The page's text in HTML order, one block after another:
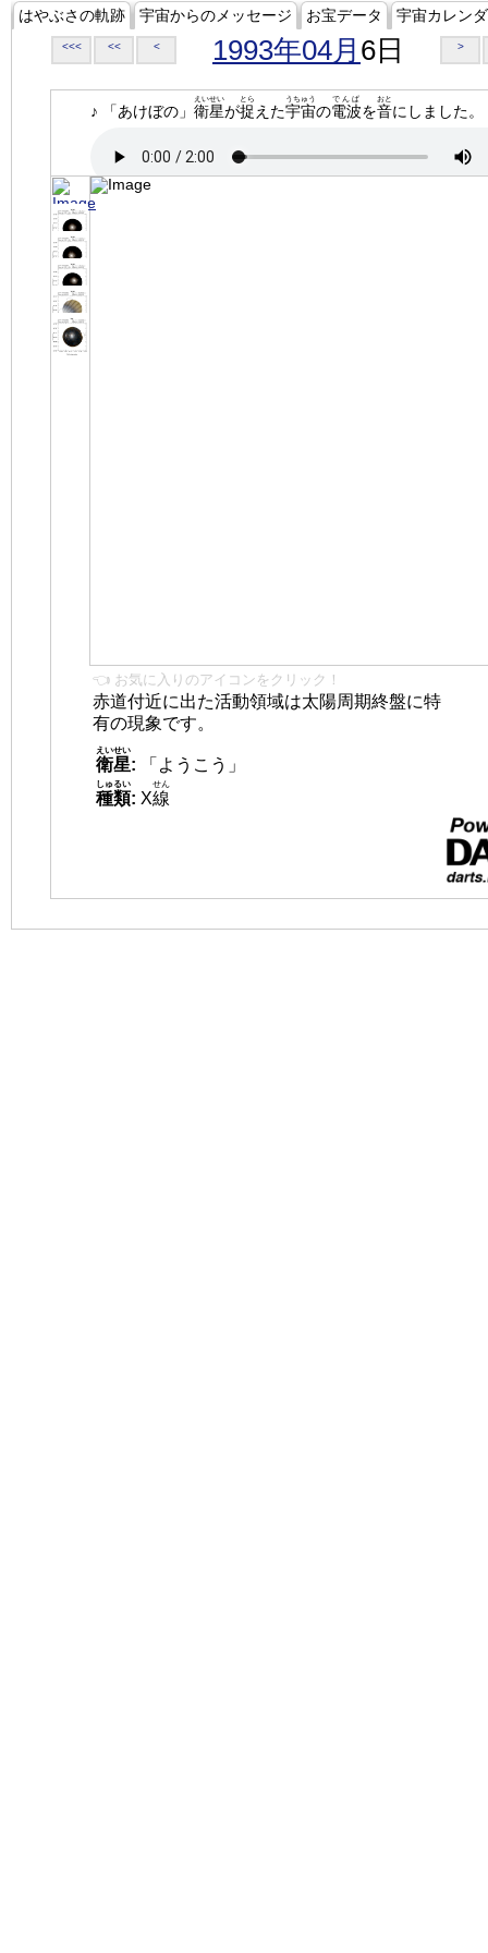
はやぶさの軌跡 宇宙からのメッセージ お宝データ 宇宙カレン
<<< << < 1993年04月 6日 >
♪ 「あけぼの」 衛星
えいせい
が捉
とら
えた宇宙
うちゅう
の電波
でんぱ
を音
おと
にしました。
👈 お気に入りのアイコンをクリック！
赤道付近に出た活動領域は太陽周期終盤に特
有の現象です。
衛星
えいせい
:
「ようこう」
種類
しゅるい
: X線
せん